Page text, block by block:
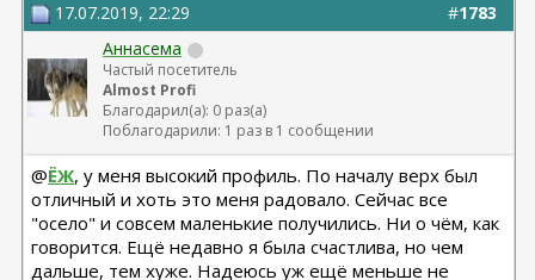
11.24 смас+эндо лба Барсегян Овсеп
+ липофилинг кистей рук Джимиев Мулдар (в одну оп)
Замена Мотива Эрго 475сс деми 20.03.23 Арамян
Левон,
коррекция складки 04.24 + коррекция липофилингом
Липофилинг лица + нити 10.2022 - Андрющенко
Олеся - оказалась сожжена платизма и нити стояли
там где нельзя
Рино 2020 - Константинов Бадри,
Миниабдо + грыжа 2019 - Малкаров
#1783
17.07.2019, 22:29
Аннасема
Частый посетитель
Almost Profi
Благодарил(а): 0 раз(а)
Поблагодарили: 1 раз в 1 сообщении
@ЁЖ, у меня высокий профиль. По началу верх был
отличный и хоть это меня радовало. Сейчас все
"осело" и совсем маленькие получились. Ни о чём, как
говорится. Ещё недавно я была счастлива, но чем
дальше, тем хуже. Надеюсь уж ещё меньше не